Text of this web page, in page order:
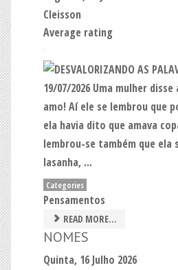
Cleisson
Average rating
19/07/2026 Uma mulher
amo! Aí ele se lembrou que
ela havia dito que amava
lembrou-se também que ela
lasanha, ...
Categories
Pensamentos
READ MORE...
NOMES
Quinta, 16 Julho 2026